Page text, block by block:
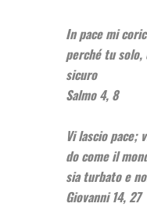
In pace mi
perché tu solo,
sicuro
Salmo 4, 8
Vi lascio pace;
do come il
sia turbato e
Giovanni 14, 27